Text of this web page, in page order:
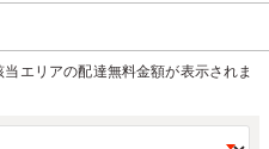
エリアの配達無料金額が表示されま